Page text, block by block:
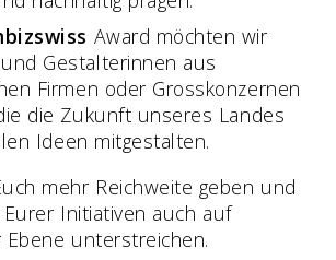
Award möchten wir
Gestalterinnen aus
Firmen oder Grosskonzernen
die Zukunft unseres Landes
Ideen mitgestalten.
mehr Reichweite geben und
Initiativen auch auf
unterstreichen.